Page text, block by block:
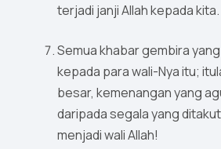
terjadi janji Allah kepada kita.
Semua khabar gembira
kepada para wali-Nya itu;
besar, kemenangan yang
daripada segala yang
menjadi wali Allah!